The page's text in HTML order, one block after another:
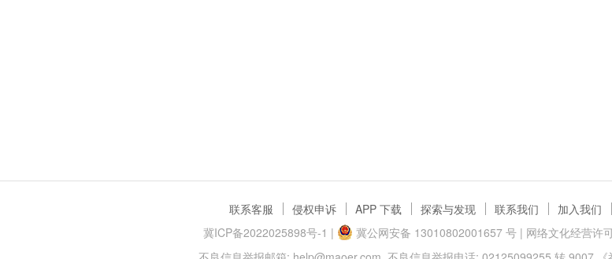
联系客服 侵权申诉 APP 下载 探索与发现 联系我们 加入我们
冀ICP备2022025898号-1 | 冀公网安备 13010802001657 号| 网络文化经营许